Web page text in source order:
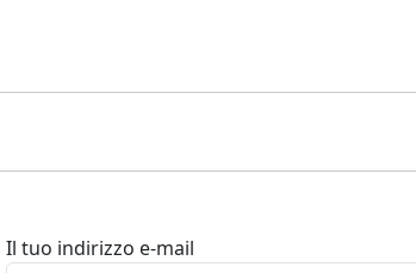
Il tuo indirizzo e-mail